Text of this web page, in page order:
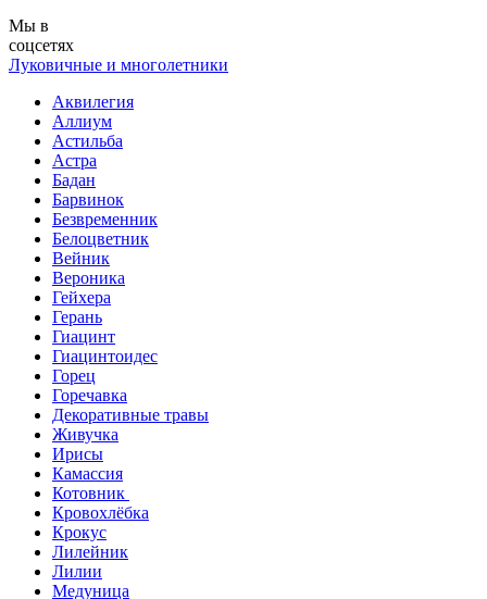
Мы в
соцсетях
Луковичные и многолетники
Аквилегия
Аллиум
Астильба
Астра
Бадан
Барвинок
Безвременник
Белоцветник
Вейник
Вероника
Гейхера
Герань
Гиацинт
Гиацинтоидес
Горец
Горечавка
Декоративные травы
Живучка
Ирисы
Камассия
Котовник
Кровохлёбка
Крокус
Лилейник
Лилии
Медуница